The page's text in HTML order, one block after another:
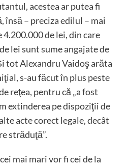
acestea ar putea fi
însă – preciza edilul – mai
de lei, din care
lei sunt sume angajate de
tot Alexandru Vaidoş arăta
s-au făcut în plus peste
reţea, pentru că „a fost
extinderea pe dispoziţii de
acte corect legale, decât
străduţă”.
mai mari vor fi cei de la